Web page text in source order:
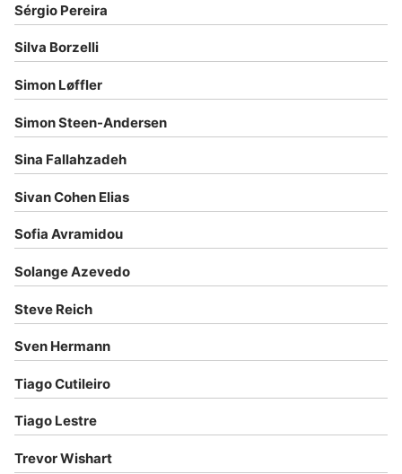
Sérgio Pereira
Silva Borzelli
Simon Løffler
Simon Steen-Andersen
Sina Fallahzadeh
Sivan Cohen Elias
Sofia Avramidou
Solange Azevedo
Steve Reich
Sven Hermann
Tiago Cutileiro
Tiago Lestre
Trevor Wishart